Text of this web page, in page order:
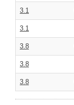
3.1
3.1
3.8
3.8
3.8